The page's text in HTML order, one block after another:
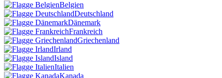
Belgien
Deutschland
Dänemark
Frankreich
Griechenland
Irland
Island
Italien
Kanada